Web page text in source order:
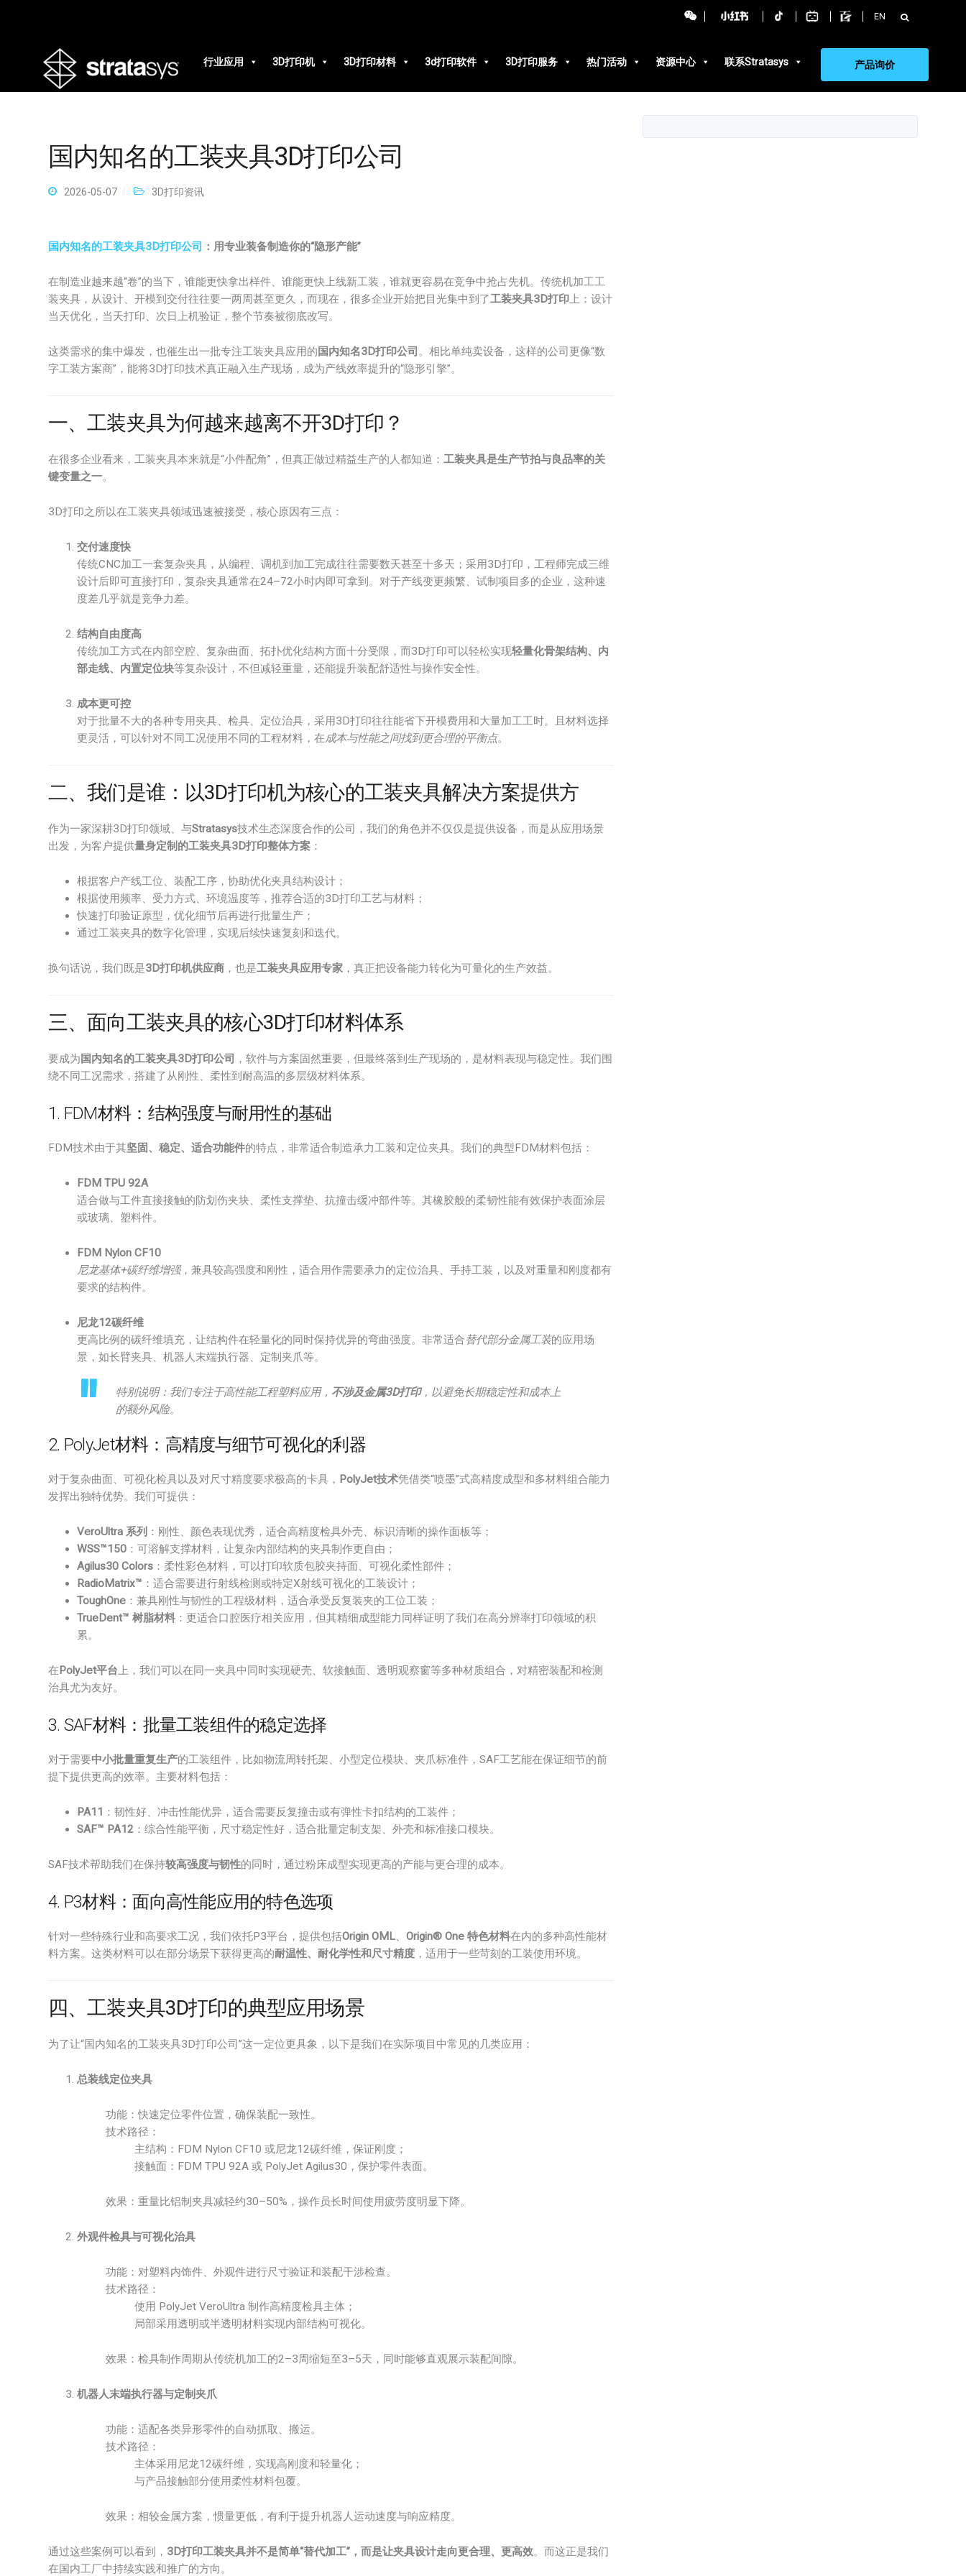
EN 搜
索：
行业应用
3D打印机 3D打印材料 3d打印软件 3D打印服务 热门活动 资源中心 联系Stratasys 产品询价
国内知名的工装夹具3D打印公司
2026-05-07 3D打印资讯
国内知名的工装夹具3D打印公司 ：用专业装备制造你的“隐形产能”
在制造业越来越“卷”的当下，谁能更快拿出样件、谁能更快上线新工装，谁就更容易在竞争中抢占先机。传统机加工工
装夹具，从设计、开模到交付往往要一两周甚至更久，而现在，很多企业开始把目光集中到了工装夹具3D打印上：设计
当天优化，当天打印、次日上机验证，整个节奏被彻底改写。
这类需求的集中爆发，也催生出一批专注工装夹具应用的 国内知名3D打印公司 。相比单纯卖设备，这样的公司更像“数
字工装方案商”，能将3D打印技术真正融入生产现场，成为产线效率提升的“隐形引擎”。
一、工装夹具为何越来越离不开3D打印？
在很多企业看来，工装夹具本来就是“小件配角”，但真正做过精益生产的人都知道： 工装夹具是生产节拍与良品率的关
键变量之一。
3D打印之所以在工装夹具领域迅速被接受，核心原因有三点：
交付速度快
传统CNC加工一套复杂夹具，从编程、调机到加工完成往往需要数天甚至十多天；采用3D打印，工程师完成三维
设计后即可直接打印，复杂夹具通常在24–72小时内即可拿到。对于产线变更频繁、试制项目多的企业，这种速
度差几乎就是竞争力差。
结构自由度高
传统加工方式在内部空腔、复杂曲面、拓扑优化结构方面十分受限，而3D打印可以轻松实现轻量化骨架结构、内
部走线、内置定位块等复杂设计，不但减轻重量，还能提升装配舒适性与操作安全性。
成本更可控
对于批量不大的各种专用夹具、检具、定位治具，采用3D打印往往能省下开模费用和大量加工工时。且材料选择
更灵活，可以针对不同工况使用不同的工程材料，在成本与性能之间找到更合理的平衡点。
二、我们是谁：以3D打印机为核心的工装夹具解决方案提供方
作为一家深耕3D打印领域、与Stratasys技术生态深度合作的公司，我们的角色并不仅仅是提供设备，而是从应用场景
出发，为客户提供量身定制的工装夹具3D打印整体方案 ：
根据客户产线工位、装配工序，协助优化夹具结构设计；
根据使用频率、受力方式、环境温度等，推荐合适的3D打印工艺与材料；
快速打印验证原型，优化细节后再进行批量生产；
通过工装夹具的数字化管理，实现后续快速复刻和迭代。
换句话说，我们既是3D打印机供应商 ，也是工装夹具应用专家 ，真正把设备能力转化为可量化的生产效益。
三、面向工装夹具的核心3D打印材料体系
要成为 国内知名的工装夹具3D打印公司 ，软件与方案固然重要，但最终落到生产现场的，是材料表现与稳定性。我们围
绕不同工况需求，搭建了从刚性、柔性到耐高温的多层级材料体系。
1. FDM材料：结构强度与耐用性的基础
FDM技术由于其坚固、稳定、适合功能件的特点，非常适合制造承力工装和定位夹具。我们的典型FDM材料包括：
FDM TPU 92A
适合做与工件直接接触的防划伤夹块、柔性支撑垫、抗撞击缓冲部件等。其橡胶般的柔韧性能有效保护表面涂层
或玻璃、塑料件。
FDM Nylon CF10
尼龙基体+碳纤维增强，兼具较高强度和刚性，适合用作需要承力的定位治具、手持工装，以及对重量和刚度都有
要求的结构件。
尼龙12碳纤维
更高比例的碳纤维填充，让结构件在轻量化的同时保持优异的弯曲强度。非常适合替代部分金属工装的应用场
景，如长臂夹具、机器人末端执行器、定制夹爪等。
特别说明：我们专注于高性能工程塑料应用， 不涉及金属3D打印，以避免长期稳定性和成本上
的额外风险。
2. PolyJet材料：高精度与细节可视化的利器
对于复杂曲面、可视化检具以及对尺寸精度要求极高的卡具， PolyJet技术凭借类“喷墨”式高精度成型和多材料组合能力
发挥出独特优势。我们可提供：
VeroUltra 系列 ：刚性、颜色表现优秀，适合高精度检具外壳、标识清晰的操作面板等；
WSS™150 ：可溶解支撑材料，让复杂内部结构的夹具制作更自由；
Agilus30 Colors ：柔性彩色材料，可以打印软质包胶夹持面、可视化柔性部件；
RadioMatrix™ ：适合需要进行射线检测或特定X射线可视化的工装设计；
ToughOne ：兼具刚性与韧性的工程级材料，适合承受反复装夹的工位工装；
TrueDent™ 树脂材料 ：更适合口腔医疗相关应用，但其精细成型能力同样证明了我们在高分辨率打印领域的积
累。
在PolyJet平台上，我们可以在同一夹具中同时实现硬壳、软接触面、透明观察窗等多种材质组合，对精密装配和检测
治具尤为友好。
3. SAF材料：批量工装组件的稳定选择
对于需要中小批量重复生产的工装组件，比如物流周转托架、小型定位模块、夹爪标准件，SAF工艺能在保证细节的前
提下提供更高的效率。主要材料包括：
PA11 ：韧性好、冲击性能优异，适合需要反复撞击或有弹性卡扣结构的工装件；
SAF™ PA12 ：综合性能平衡，尺寸稳定性好，适合批量定制支架、外壳和标准接口模块。
SAF技术帮助我们在保持较高强度与韧性的同时，通过粉床成型实现更高的产能与更合理的成本。
4. P3材料：面向高性能应用的特色选项
针对一些特殊行业和高要求工况，我们依托P3平台，提供包括Origin OML、 Origin® One 特色材料在内的多种高性能材
料方案。这类材料可以在部分场景下获得更高的耐温性、耐化学性和尺寸精度 ，适用于一些苛刻的工装使用环境。
四、工装夹具3D打印的典型应用场景
为了让“国内知名的工装夹具3D打印公司”这一定位更具象，以下是我们在实际项目中常见的几类应用：
总装线定位夹具
功能：快速定位零件位置，确保装配一致性。
技术路径：
主结构：FDM Nylon CF10 或尼龙12碳纤维，保证刚度；
接触面：FDM TPU 92A 或 PolyJet Agilus30，保护零件表面。
效果：重量比铝制夹具减轻约30–50%，操作员长时间使用疲劳度明显下降。
外观件检具与可视化治具
功能：对塑料内饰件、外观件进行尺寸验证和装配干涉检查。
技术路径：
使用 PolyJet VeroUltra 制作高精度检具主体；
局部采用透明或半透明材料实现内部结构可视化。
效果：检具制作周期从传统机加工的2–3周缩短至3–5天，同时能够直观展示装配间隙。
机器人末端执行器与定制夹爪
功能：适配各类异形零件的自动抓取、搬运。
技术路径：
主体采用尼龙12碳纤维，实现高刚度和轻量化；
与产品接触部分使用柔性材料包覆。
效果：相较金属方案，惯量更低，有利于提升机器人运动速度与响应精度。
通过这些案例可以看到， 3D打印工装夹具并不是简单“替代加工”，而是让夹具设计走向更合理、更高效。而这正是我们
在国内工厂中持续实践和推广的方向。